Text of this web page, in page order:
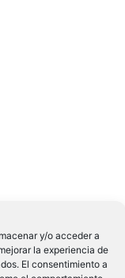
y/o acceder a
la experiencia de
El consentimiento a